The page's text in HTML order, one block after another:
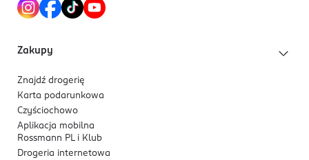
5 900951 290596
Zakupy
Znajdź drogerię
Karta podarunkowa
Czyściochowo
Aplikacja mobilna
Rossmann PL i Klub
Drogeria internetowa